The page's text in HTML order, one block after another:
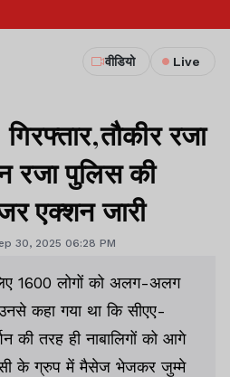
वीडियो Live
रजा
रजा पुलिस की
एक्शन जारी
30, 2025 06:28 PM
1600 लोगों को अलग-अलग
कहा गया था कि सीएए-
की तरह ही नाबालिगों को आगे
के ग्रुप में मैसेज भेजकर जुम्मे